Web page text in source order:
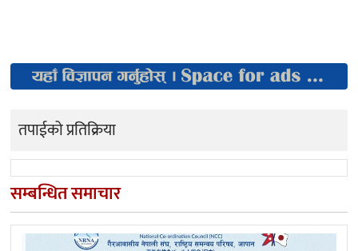
तपाईको प्रतिक्रिया
सम्बन्धित समाचार